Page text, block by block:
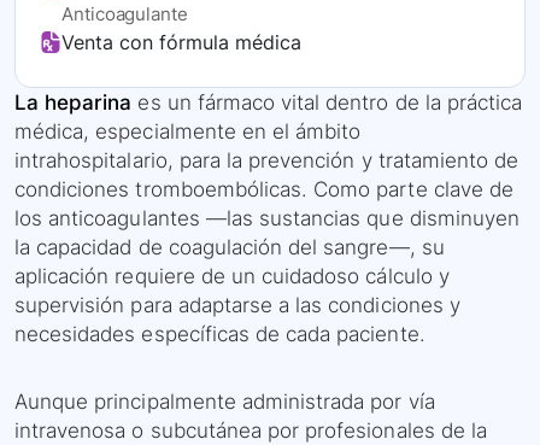
Anticoagulante
Venta con fórmula médica
La heparina es un fármaco vital dentro de la práctica
médica, especialmente en el ámbito
intrahospitalario, para la prevención y tratamiento de
condiciones tromboembólicas. Como parte clave de
los anticoagulantes —las sustancias que disminuyen
la capacidad de coagulación del sangre—, su
aplicación requiere de un cuidadoso cálculo y
supervisión para adaptarse a las condiciones y
necesidades específicas de cada paciente.
Aunque principalmente administrada por vía
intravenosa o subcutánea por profesionales de la